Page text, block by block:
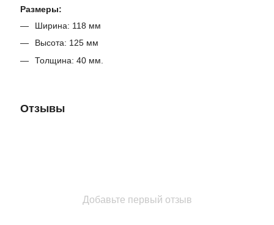
Размеры:
Ширина: 118 мм
Высота: 125 мм
Толщина: 40 мм.
Отзывы
Добавьте первый отзыв